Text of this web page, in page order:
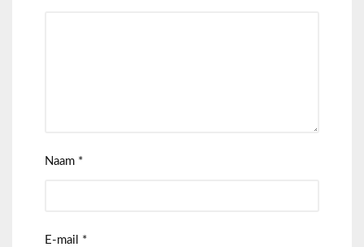
Naam *
E-mail *